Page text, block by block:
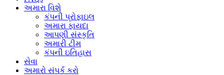
અમારા વિશે
કંપની પ્રોફાઇલ
અમારા ફાયદા
આપણી સંસ્કૃતિ
અમારી ટીમ
કંપની ઇતિહાસ
સેવા
અમારો સંપર્ક કરો